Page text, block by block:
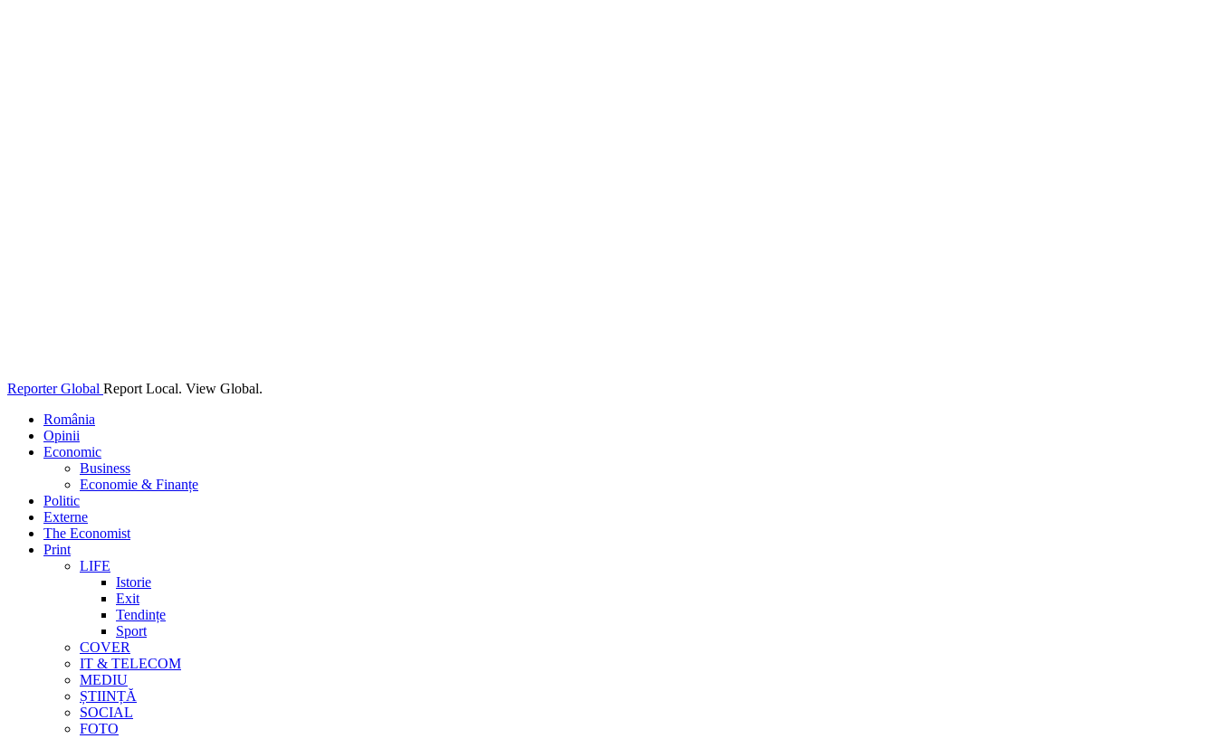
Reporter Global Report Local. View Global.
România
Opinii
Economic
Business
Economie & Finanțe
Politic
Externe
The Economist
Print
LIFE
Istorie
Exit
Tendințe
Sport
COVER
IT & TELECOM
MEDIU
ȘTIINȚĂ
SOCIAL
FOTO